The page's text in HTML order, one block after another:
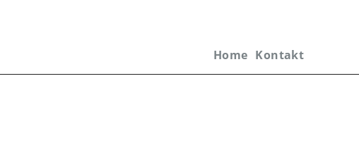
Navigation
überspringen
Home Kontakt